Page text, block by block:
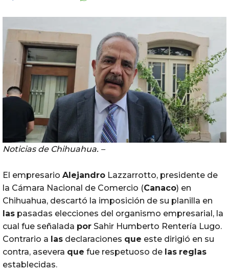
Noticias de Chihuahua. –
El empresario Alejandro Lazzarrotto, presidente de
la Cámara Nacional de Comercio (Canaco) en
Chihuahua, descartó la imposición de su planilla en
las pasadas elecciones del organismo empresarial, la
cual fue señalada por Sahir Humberto Rentería Lugo.
Contrario a las declaraciones que este dirigió en su
contra, asevera que fue respetuoso de las reglas
establecidas.